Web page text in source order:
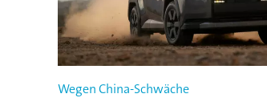
Wegen China-Schwäche